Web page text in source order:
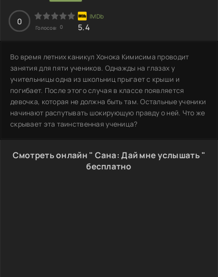
0
Голосов: 0 5.4
Во время летних каникул Хонока Кимисима проводит
занятия для пяти учеников. Однажды на глазах у
учительницы одна из школьниц прыгает с крыши и
погибает. После этого случая в классе появляется
девочка, которая не должна быть там. Остальные ученики
начинают распутывать шокирующую правду о ней. Что же
скрывает эта таинственная ученица?
Смотреть онлайн " Сана: Дай мне услышать "
бесплатно